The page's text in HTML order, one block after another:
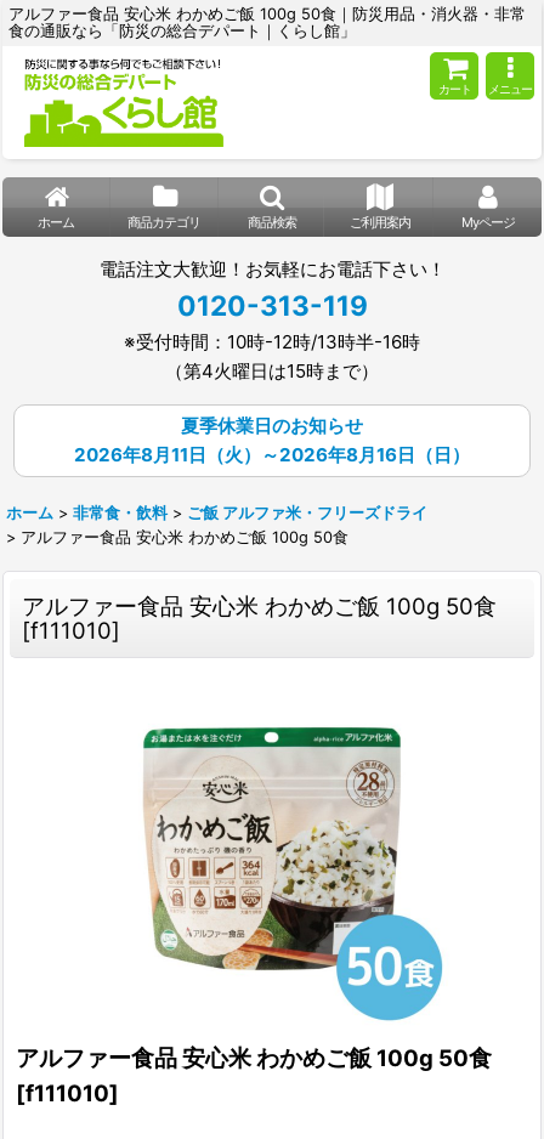
アルファー食品 安心米 わかめご飯 100g 50食｜防災用品・消火器・非常
食の通販なら「防災の総合デパート｜くらし館」
カート メニュー
ホーム 商品カテゴリ 商品検索 ご利用案内 Myページ
電話注文大歓迎！お気軽にお電話下さい！
0120-313-119
※受付時間：10時-12時/13時半-16時
（第4火曜日は15時まで）
夏季休業日のお知らせ
2026年8月11日（火）～2026年8月16日（日）
ホーム > 非常食・飲料 > ご飯 アルファ米・フリーズドライ
> アルファー食品 安心米 わかめご飯 100g 50食
アルファー食品 安心米 わかめご飯 100g 50食
[f111010]
アルファー食品 安心米 わかめご飯 100g 50食
[f111010]